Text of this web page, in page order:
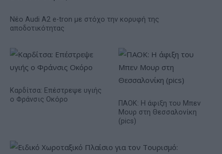
Νέο Audi A2 e-tron με στόχο την κορυφή της
αποδοτικότητας
Καρδίτσα: Επέστρεψε υγιής
ο Φράνσις Οκόρο
ΠΑΟΚ: Η άφιξη του Μπεν
Μουρ στη Θεσσαλονίκη
(pics)